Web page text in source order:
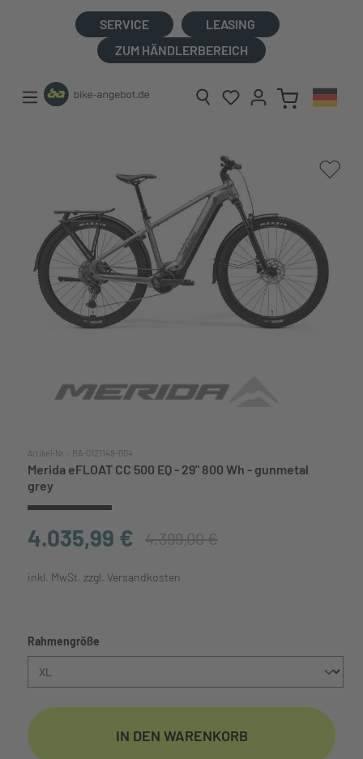
SERVICE
LEASING
ZUM HÄNDLERBEREICH
Artikel-Nr.: BA-0121149-004
Merida eFLOAT CC 500 EQ - 29" 800 Wh - gunmetal
grey
4.035,99 € 4.399,00 €
inkl. MwSt. zzgl. Versandkosten
Rahmengröße
IN DEN WARENKORB